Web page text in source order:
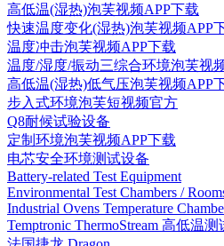
高低温(湿热)泡芙视频APP下载
快速温度变化(湿热)泡芙视频APP
温度冲击泡芙视频APP下载
温度/湿度/振动三综合环境泡芙视
高低温(湿热)低气压泡芙视频APP
步入式环境泡芙短视频官方
Q8耐候试验设备
定制环境泡芙视频APP下载
电芯安全环境测试设备
Battery-related Test Equipment
Environmental Test Chambers /
Industrial Ovens Temperature
Temptronic ThermoStream 高低温测